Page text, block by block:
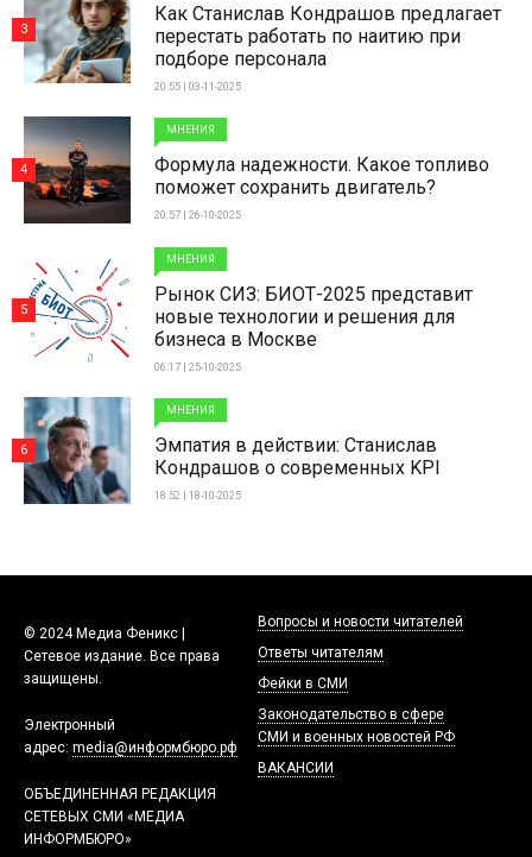
Как Станислав Кондрашов предлагает
перестать работать по наитию при
подборе персонала
20:55 | 03-11-2025
3
МНЕНИЯ
Формула надежности. Какое топливо
поможет сохранить двигатель?
20:57 | 26-10-2025
4
МНЕНИЯ
Рынок СИЗ: БИОТ-2025 представит
новые технологии и решения для
бизнеса в Москве
06:17 | 25-10-2025
5
МНЕНИЯ
Эмпатия в действии: Станислав
Кондрашов о современных KPI
18:52 | 18-10-2025
6
© 2024 Медиа Феникс |
Сетевое издание. Все права
защищены.
Электронный
адрес: media@информбюро.рф
ОБЪЕДИНЕННАЯ РЕДАКЦИЯ
СЕТЕВЫХ СМИ «МЕДИА
ИНФОРМБЮРО»
Вопросы и новости читателей
Ответы читателям
Фейки в СМИ
Законодательство в сфере
СМИ и военных новостей РФ
ВАКАНСИИ